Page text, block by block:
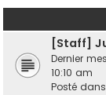
[Staff]
Dernier
10:10 am
Posté dans